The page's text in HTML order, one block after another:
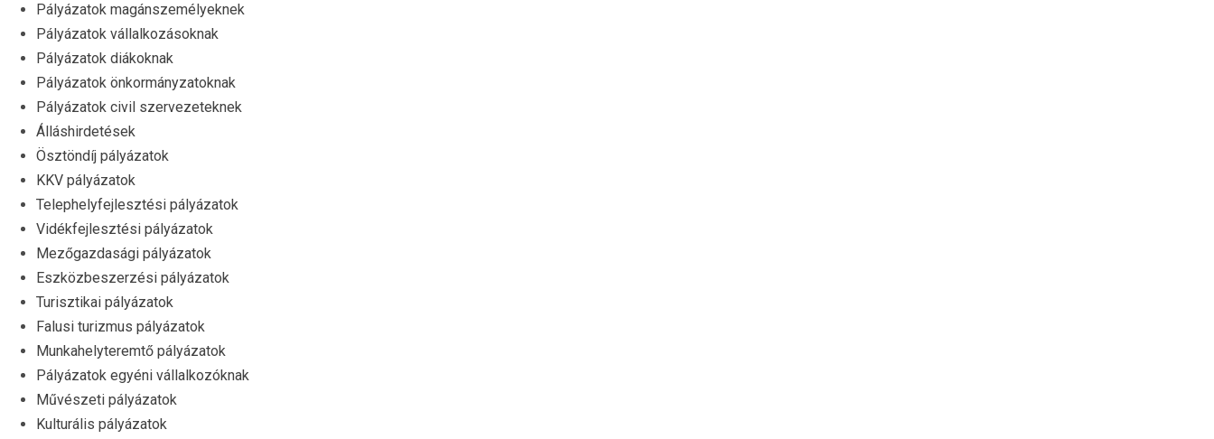
Pályázatok magánszemélyeknek
Pályázatok vállalkozásoknak
Pályázatok diákoknak
Pályázatok önkormányzatoknak
Pályázatok civil szervezeteknek
Álláshirdetések
Ösztöndíj pályázatok
KKV pályázatok
Telephelyfejlesztési pályázatok
Vidékfejlesztési pályázatok
Mezőgazdasági pályázatok
Eszközbeszerzési pályázatok
Turisztikai pályázatok
Falusi turizmus pályázatok
Munkahelyteremtő pályázatok
Pályázatok egyéni vállalkozóknak
Művészeti pályázatok
Kulturális pályázatok